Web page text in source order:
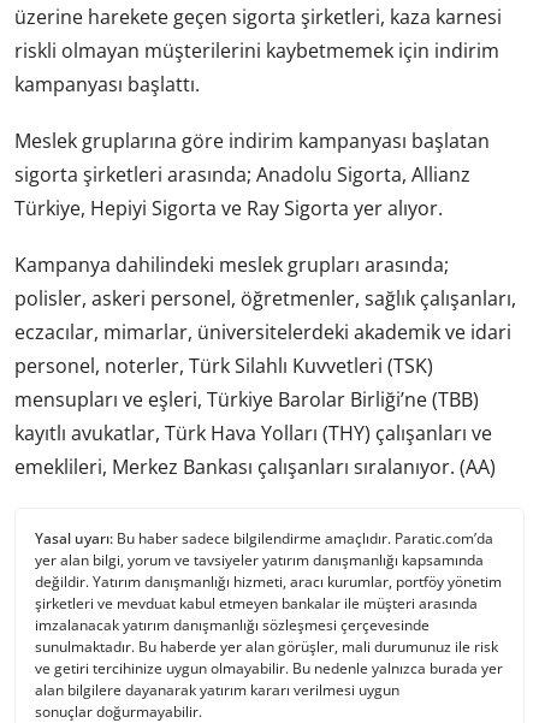
üzerine harekete geçen sigorta şirketleri, kaza karnesi
riskli olmayan müşterilerini kaybetmemek için indirim
kampanyası başlattı.
Meslek gruplarına göre indirim kampanyası başlatan
sigorta şirketleri arasında; Anadolu Sigorta, Allianz
Türkiye, Hepiyi Sigorta ve Ray Sigorta yer alıyor.
Kampanya dahilindeki meslek grupları arasında;
polisler, askeri personel, öğretmenler, sağlık çalışanları,
eczacılar, mimarlar, üniversitelerdeki akademik ve idari
personel, noterler, Türk Silahlı Kuvvetleri (TSK)
mensupları ve eşleri, Türkiye Barolar Birliği’ne (TBB)
kayıtlı avukatlar, Türk Hava Yolları (THY) çalışanları ve
emeklileri, Merkez Bankası çalışanları sıralanıyor. (AA)
Yasal uyarı: Bu haber sadece bilgilendirme amaçlıdır. Paratic.com’da
yer alan bilgi, yorum ve tavsiyeler yatırım danışmanlığı kapsamında
değildir. Yatırım danışmanlığı hizmeti, aracı kurumlar, portföy yönetim
şirketleri ve mevduat kabul etmeyen bankalar ile müşteri arasında
imzalanacak yatırım danışmanlığı sözleşmesi çerçevesinde
sunulmaktadır. Bu haberde yer alan görüşler, mali durumunuz ile risk
ve getiri tercihinize uygun olmayabilir. Bu nedenle yalnızca burada yer
alan bilgilere dayanarak yatırım kararı verilmesi uygun
sonuçlar doğurmayabilir.